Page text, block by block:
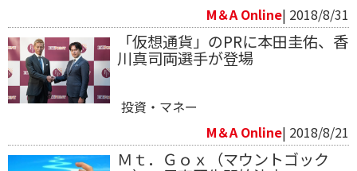
M＆A Online| 2018/8/31
「仮想通貨」のPRに本田圭佑、香
川真司両選手が登場
投資・マネー
M＆A Online| 2018/8/21
Ｍｔ．Ｇｏｘ（マウントゴック